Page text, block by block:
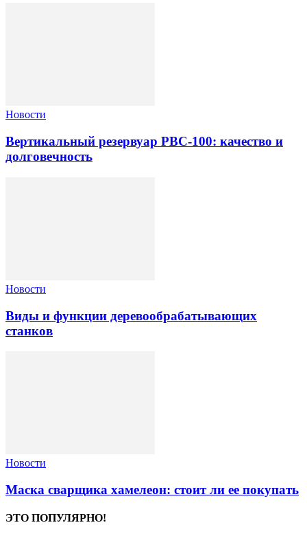
Новости
Вертикальный резервуар РВС-100: качество и
долговечность
Новости
Виды и функции деревообрабатывающих
станков
Новости
Маска сварщика хамелеон: стоит ли ее покупать
ЭТО ПОПУЛЯРНО!